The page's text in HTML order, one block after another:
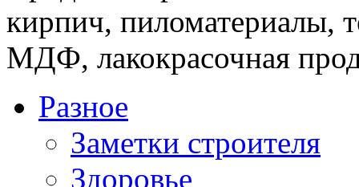
кирпич, пиломатериалы,
МДФ, лакокрасочная
Разное
Заметки строителя
Здоровье